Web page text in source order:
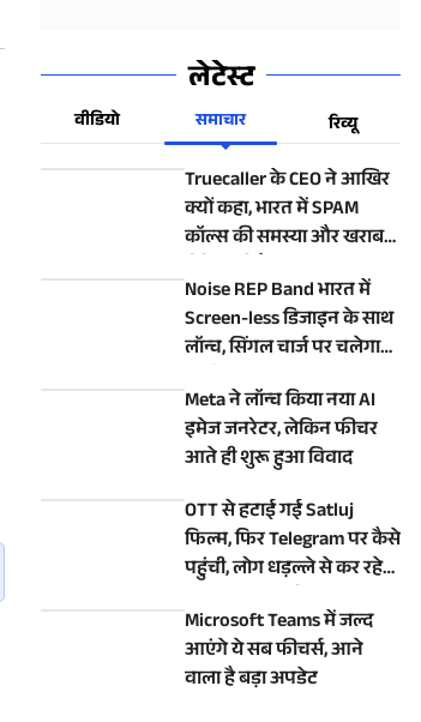
लेटेस्ट
वीडियो समाचार रिव्यू
Truecaller के CEO ने आखिर
क्यों कहा, भारत में SPAM
कॉल्स की समस्या और खराब
Noise REP Band भारत में
Screen-less डिजाइन के साथ
लॉन्च, सिंगल चार्ज पर चलेगा
Meta ने लॉन्च किया नया AI
इमेज जनरेटर, लेकिन फीचर
आते ही शुरू हुआ विवाद
OTT से हटाई गई Satluj
फिल्म, फिर Telegram पर कैसे
पहुंची, लोग धड़ल्ले से कर रहे
Microsoft Teams में जल्द
आएंगे ये सब फीचर्स, आने
वाला है बड़ा अपडेट